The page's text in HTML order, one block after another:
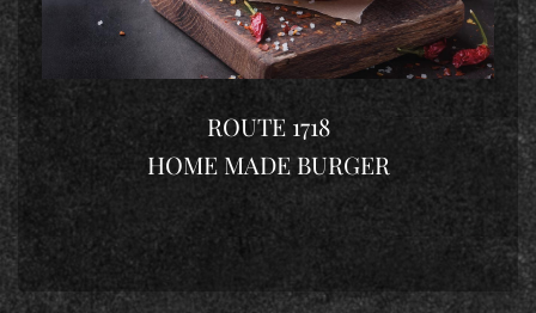
ROUTE 1718
HOME MADE BURGER